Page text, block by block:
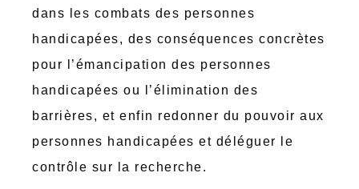
dans les combats des personnes
handicapées, des conséquences concrètes
pour l’émancipation des personnes
handicapées ou l’élimination des
barrières, et enfin redonner du pouvoir aux
personnes handicapées et déléguer le
contrôle sur la recherche.